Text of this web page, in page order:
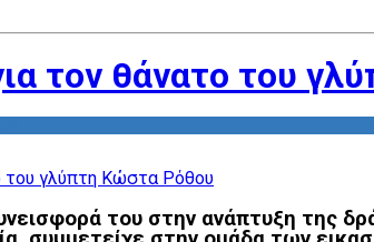
τον θάνατο του
του στην ανάπτυξη της